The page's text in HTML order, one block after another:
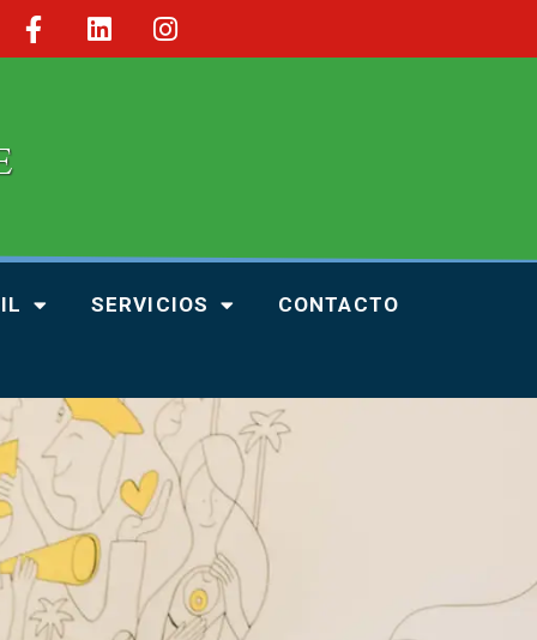
SERVICIOS CONTACTO